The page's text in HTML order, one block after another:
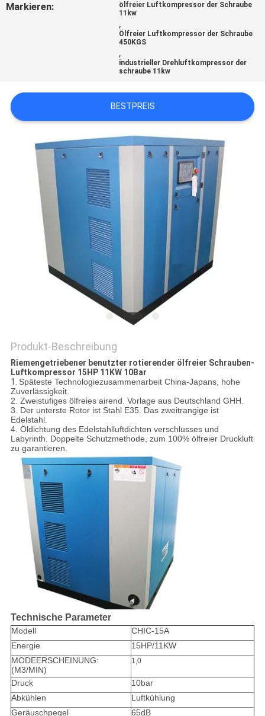
RECHTSSACHEN
BITTE UM
EIN
ANGEBOT
SITEMAP
PRIVACY
POLICY
Markieren:
ölfreier Luftkompressor der Schraube
11kw
,
Ölfreier Luftkompressor der Schraube
450KGS
,
industrieller Drehluftkompressor der
schraube 11kw
BESTPREIS
Produkt-Beschreibung
Riemengetriebener benutzter rotierender ölfreier Schrauben-
Luftkompressor 15HP 11KW 10Bar
1. Späteste Technologiezusammenarbeit China-Japans, hohe
Zuverlässigkeit.
2. Zweistufiges ölfreies airend. Vorlage aus Deutschland GHH.
3. Der unterste Rotor ist Stahl E35. Das zweitrangige ist
Edelstahl.
4. Öldichtung des Edelstahlluftdichten verschlusses und
Labyrinth. Doppelte Schutzmethode, zum 100% ölfreier Druckluft
zu garantieren.
Technische Parameter
Modell
CHIC-15A
Energie
15HP/11KW
MODEERSCHEINUNG:
(M3/MIN)
1,0
Druck
10bar
Abkühlen
Luftkühlung
Geräuschpegel
65dB